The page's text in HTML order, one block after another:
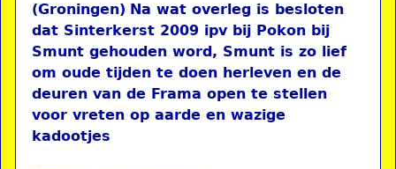
(Groningen) Na wat overleg is besloten
dat Sinterkerst 2009 ipv bij Pokon bij
Smunt gehouden word, Smunt is zo lief
om oude tijden te doen herleven en de
deuren van de Frama open te stellen
voor vreten op aarde en wazige
kadootjes